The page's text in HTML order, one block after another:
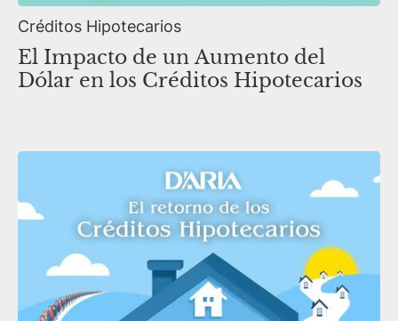
Créditos Hipotecarios
El Impacto de un Aumento del
Dólar en los Créditos Hipotecarios